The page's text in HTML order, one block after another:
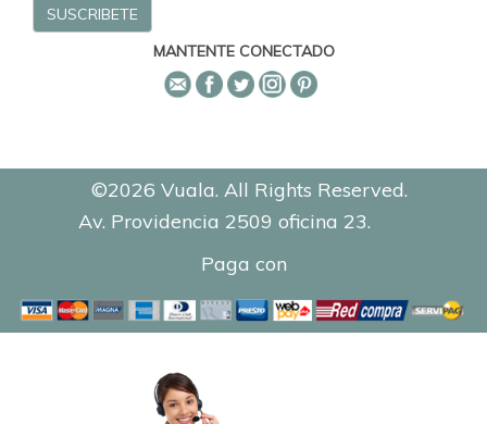
MANTENTE CONECTADO
©2026 Vuala. All Rights Reserved.
Av. Providencia 2509 oficina 23.
Paga con